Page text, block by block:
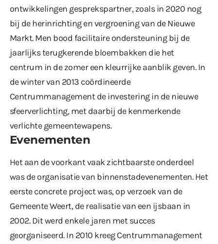
ontwikkelingen gesprekspartner, zoals in 2020 nog
bij de herinrichting en vergroening van de Nieuwe
Markt. Men bood facilitaire ondersteuning bij de
jaarlijks terugkerende bloembakken die het
centrum in de zomer een kleurrijke aanblik geven. In
de winter van 2013 coördineerde
Centrummanagement de investering in de nieuwe
sfeerverlichting, met daarbij de kenmerkende
verlichte gemeentewapens.
Evenementen
Het aan de voorkant vaak zichtbaarste onderdeel
was de organisatie van binnenstadevenementen. Het
eerste concrete project was, op verzoek van de
Gemeente Weert, de realisatie van een ijsbaan in
2002. Dit werd enkele jaren met succes
georganiseerd. In 2010 kreeg Centrummanagement